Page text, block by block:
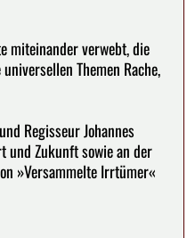
miteinander verwebt, die
Themen Rache,
Regisseur Johannes
und Zukunft sowie an der
»Versammelte Irrtümer«